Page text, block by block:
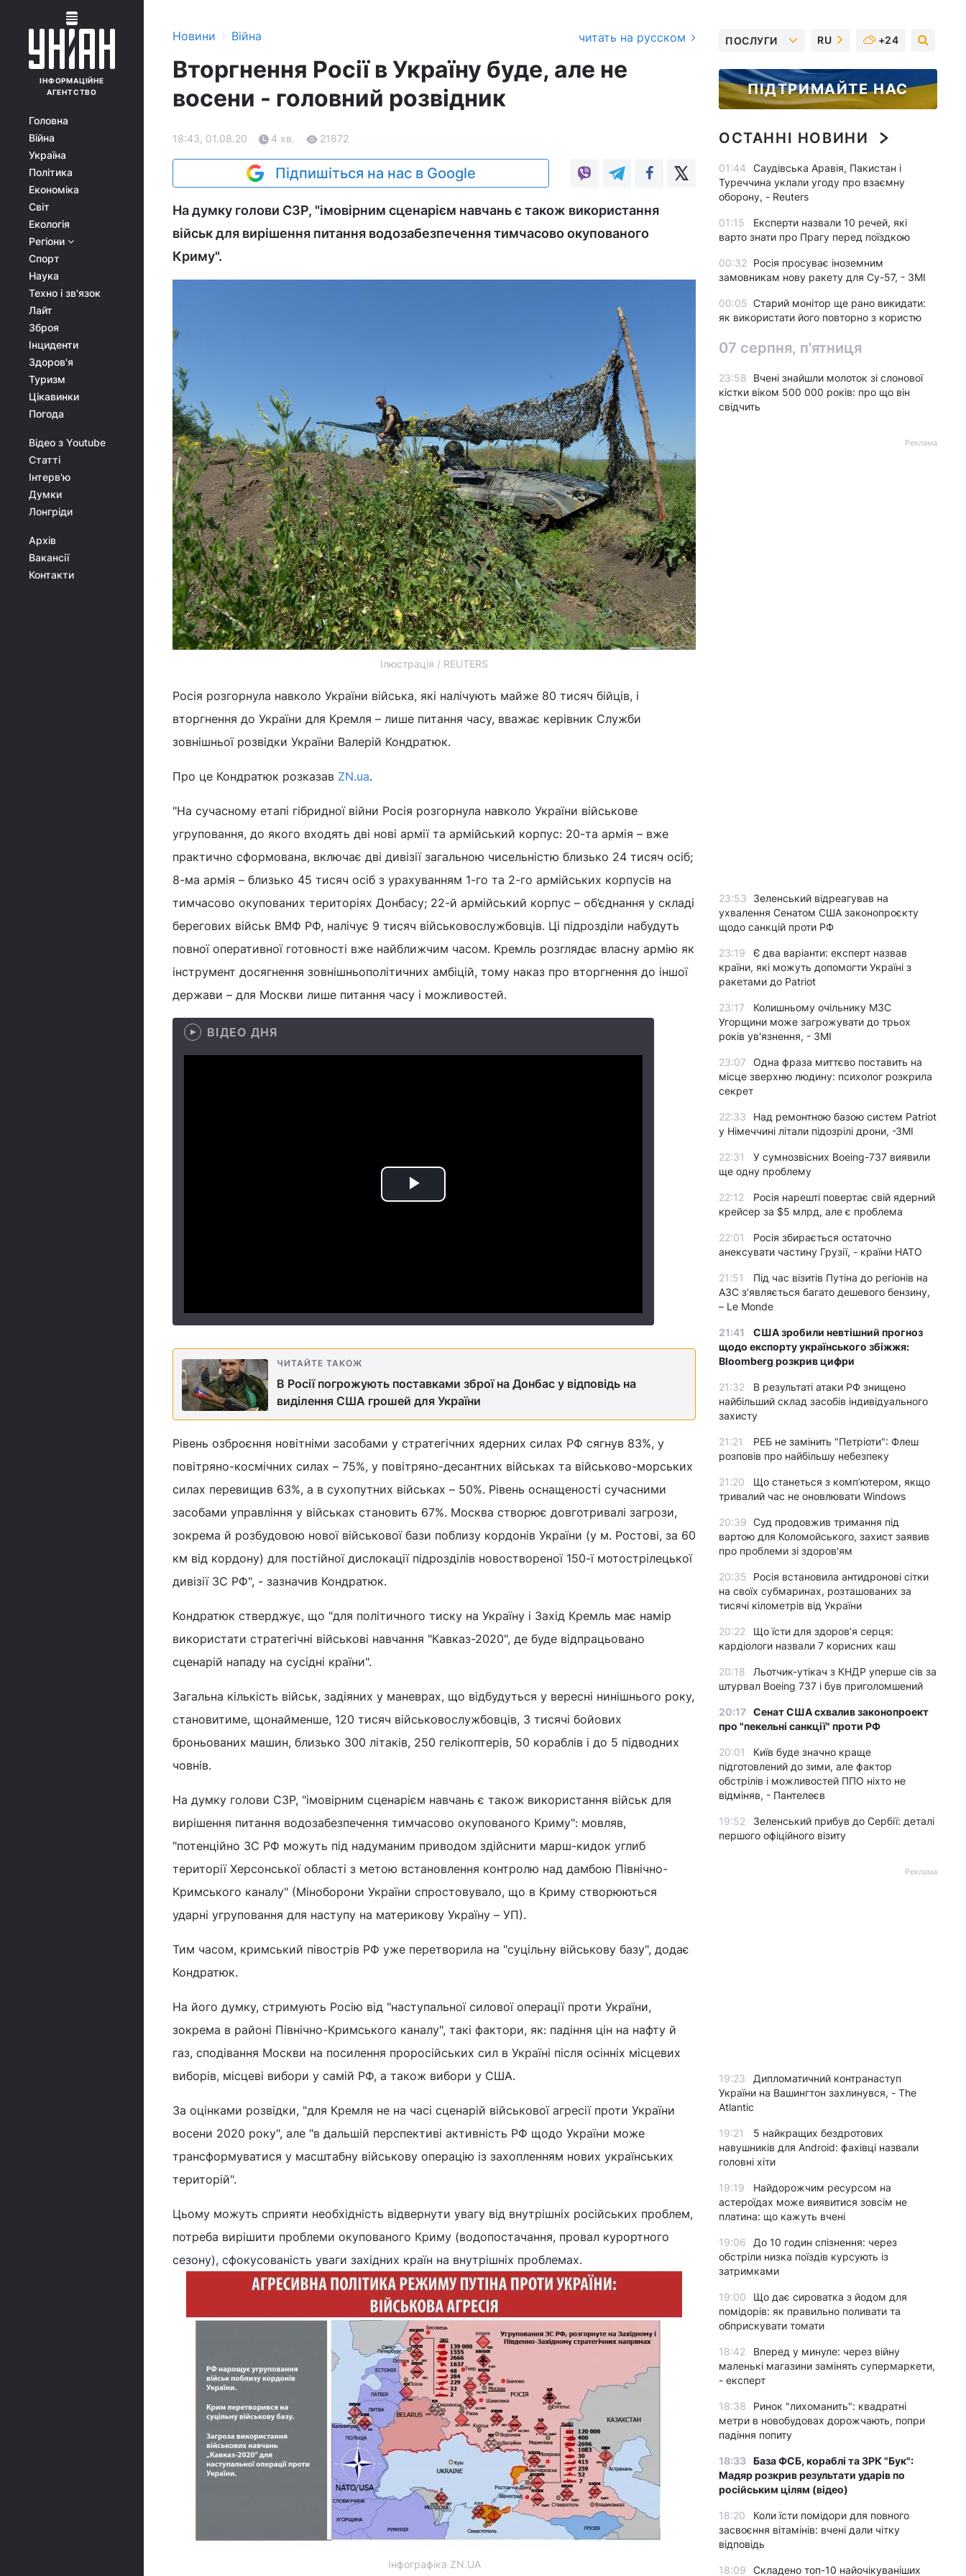
ІНФОРМАЦІЙНЕ
АГЕНТСТВО
Головна
Війна
Україна
Політика
Економіка
Світ
Екологія
Регіони
Спорт
Наука
Техно і зв'язок
Лайт
Зброя
Інциденти
Здоров'я
Туризм
Цікавинки
Погода
Відео з Youtube
Статті
Інтерв'ю
Думки
Лонгріди
Архів
Вакансії
Контакти
Новини › Війна читать на русском
Вторгнення Росії в Україну буде, але не
восени - головний розвідник
18:43, 01.08.20 4 хв. 21872
Підпишіться на нас в Google
На думку голови СЗР, "імовірним сценарієм навчань є також використання
військ для вирішення питання водозабезпечення тимчасово окупованого
Криму".
Ілюстрація / REUTERS
Росія розгорнула навколо України війська, які налічують майже 80 тисяч бійців, і
вторгнення до України для Кремля – лише питання часу, вважає керівник Служби
зовнішньої розвідки України Валерій Кондратюк.
Про це Кондратюк розказав ZN.ua.
"На сучасному етапі гібридної війни Росія розгорнула навколо України військове
угруповання, до якого входять дві нові армії та армійський корпус: 20-та армія – вже
практично сформована, включає дві дивізії загальною чисельністю близько 24 тисяч осіб;
8-ма армія – близько 45 тисяч осіб з урахуванням 1-го та 2-го армійських корпусів на
тимчасово окупованих територіях Донбасу; 22-й армійський корпус – об’єднання у складі
берегових військ ВМФ РФ, налічує 9 тисяч військовослужбовців. Ці підрозділи набудуть
повної оперативної готовності вже найближчим часом. Кремль розглядає власну армію як
інструмент досягнення зовнішньополітичних амбіцій, тому наказ про вторгнення до іншої
держави – для Москви лише питання часу і можливостей.
ВІДЕО ДНЯ
Play
ЧИТАЙТЕ ТАКОЖ
В Росії погрожують поставками зброї на Донбас у відповідь на
виділення США грошей для України
Рівень озброєння новітніми засобами у стратегічних ядерних силах РФ сягнув 83%, у
повітряно-космічних силах – 75%, у повітряно-десантних військах та військово-морських
силах перевищив 63%, а в сухопутних військах – 50%. Рівень оснащеності сучасними
засобами управління у військах становить 67%. Москва створює довготривалі загрози,
зокрема й розбудовою нової військової бази поблизу кордонів України (у м. Ростові, за 60
км від кордону) для постійної дислокації підрозділів новоствореної 150-ї мотострілецької
дивізії ЗС РФ", - зазначив Кондратюк.
Кондратюк стверджує, що "для політичного тиску на Україну і Захід Кремль має намір
використати стратегічні військові навчання "Кавказ-2020", де буде відпрацьовано
сценарій нападу на сусідні країни".
Загальна кількість військ, задіяних у маневрах, що відбудуться у вересні нинішнього року,
становитиме, щонайменше, 120 тисяч військовослужбовців, 3 тисячі бойових
броньованих машин, близько 300 літаків, 250 гелікоптерів, 50 кораблів і до 5 підводних
човнів.
На думку голови СЗР, "імовірним сценарієм навчань є також використання військ для
вирішення питання водозабезпечення тимчасово окупованого Криму": мовляв,
"потенційно ЗС РФ можуть під надуманим приводом здійснити марш-кидок углиб
території Херсонської області з метою встановлення контролю над дамбою Північно-
Кримського каналу" (Міноборони України спростовувало, що в Криму створюються
ударні угруповання для наступу на материкову Україну – УП).
Тим часом, кримський півострів РФ уже перетворила на "суцільну військову базу", додає
Кондратюк.
На його думку, стримують Росію від "наступальної силової операції проти України,
зокрема в районі Північно-Кримського каналу", такі фактори, як: падіння цін на нафту й
газ, сподівання Москви на посилення проросійських сил в Україні після осінніх місцевих
виборів, місцеві вибори у самій РФ, а також вибори у США.
За оцінками розвідки, "для Кремля не на часі сценарій військової агресії проти України
восени 2020 року", але "в дальшій перспективі активність РФ щодо України може
трансформуватися у масштабну військову операцію із захопленням нових українських
територій".
Цьому можуть сприяти необхідність відвернути увагу від внутрішніх російських проблем,
потреба вирішити проблеми окупованого Криму (водопостачання, провал курортного
сезону), сфокусованість уваги західних країн на внутрішніх проблемах.
Інфографіка ZN.UA
ПОСЛУГИ RU +24
ПІДТРИМАЙТЕ НАС
ОСТАННІ НОВИНИ
01:44
Саудівська Аравія, Пакистан і
Туреччина уклали угоду про взаємну
оборону, - Reuters
01:15
Експерти назвали 10 речей, які
варто знати про Прагу перед поїздкою
00:32
Росія просуває іноземним
замовникам нову ракету для Су-57, - ЗМІ
00:05 Старий монітор ще рано викидати:
як використати його повторно з користю
07 серпня, п'ятниця
23:58
Вчені знайшли молоток зі слонової
кістки віком 500 000 років: про що він
свідчить
Реклама
23:53
Зеленський відреагував на
ухвалення Сенатом США законопроєкту
щодо санкцій проти РФ
23:19
Є два варіанти: експерт назвав
країни, які можуть допомогти Україні з
ракетами до Patriot
23:17
Колишньому очільнику МЗС
Угорщини може загрожувати до трьох
років ув'язнення, - ЗМІ
23:07
Одна фраза миттєво поставить на
місце зверхню людину: психолог розкрила
секрет
22:33
Над ремонтною базою систем Patriot
у Німеччині літали підозрілі дрони, -ЗМІ
22:31
У сумнозвісних Boeing-737 виявили
ще одну проблему
22:12
Росія нарешті повертає свій ядерний
крейсер за $5 млрд, але є проблема
22:01
Росія збирається остаточно
анексувати частину Грузії, - країни НАТО
21:51
Під час візитів Путіна до регіонів на
АЗС з’являється багато дешевого бензину,
– Le Monde
21:41
США зробили невтішний прогноз
щодо експорту українського збіжжя:
Bloomberg розкрив цифри
21:32
В результаті атаки РФ знищено
найбільший склад засобів індивідуального
захисту
21:21
РЕБ не замінить "Петріоти": Флеш
розповів про найбільшу небезпеку
21:20
Що станеться з комп’ютером, якщо
тривалий час не оновлювати Windows
20:39 Суд продовжив тримання під
вартою для Коломойського, захист заявив
про проблеми зі здоров'ям
20:35
Росія встановила антидронові сітки
на своїх субмаринах, розташованих за
тисячі кілометрів від України
20:22
Що їсти для здоров’я серця:
кардіологи назвали 7 корисних каш
20:18
Льотчик-утікач з КНДР уперше сів за
штурвал Boeing 737 і був приголомшений
20:17 Сенат США схвалив законопроект
про "пекельні санкції" проти РФ
20:01
Київ буде значно краще
підготовлений до зими, але фактор
обстрілів і можливостей ППО ніхто не
відміняв, - Пантелеєв
19:52
Зеленський прибув до Сербії: деталі
першого офіційного візиту
Реклама
19:23
Дипломатичний контранаступ
України на Вашингтон захлинувся, - The
Atlantic
19:21
5 найкращих бездротових
навушників для Android: фахівці назвали
головні хіти
19:19
Найдорожчим ресурсом на
астероїдах може виявитися зовсім не
платина: що кажуть вчені
19:06
До 10 годин спізнення: через
обстріли низка поїздів курсують із
затримками
19:00
Що дає сироватка з йодом для
помідорів: як правильно поливати та
обприскувати томати
18:42
Вперед у минуле: через війну
маленькі магазини замінять супермаркети,
- експерт
18:38
Ринок "лихоманить": квадратні
метри в новобудовах дорожчають, попри
падіння попиту
18:33 База ФСБ, кораблі та ЗРК "Бук":
Мадяр розкрив результати ударів по
російським цілям (відео)
18:20
Коли їсти помідори для повного
засвоєння вітамінів: вчені дали чітку
відповідь
18:09 Складено топ-10 найочікуваніших